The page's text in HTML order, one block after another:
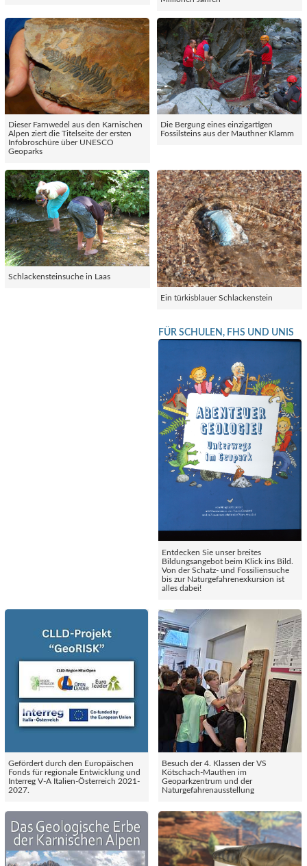
Dieser Farnwedel aus den Karnischen
Alpen ziert die Titelseite der ersten
Infobroschüre über UNESCO
Geoparks
Die Bergung eines einzigartigen
Fossilsteins aus der Mauthner Klamm
Schlackensteinsuche in Laas
Ein türkisblauer Schlackenstein
FÜR SCHULEN, FHS UND UNIS
Entdecken Sie unser breites
Bildungsangebot beim Klick ins Bild.
Von der Schatz- und Fossiliensuche
bis zur Naturgefahrenexkursion ist
alles dabei!
Gefördert durch den Europäischen
Fonds für regionale Entwicklung und
Interreg V-A Italien-Österreich 2021-
2027.
Besuch der 4. Klassen der VS
Kötschach-Mauthen im
Geoparkzentrum und der
Naturgefahrenausstellung